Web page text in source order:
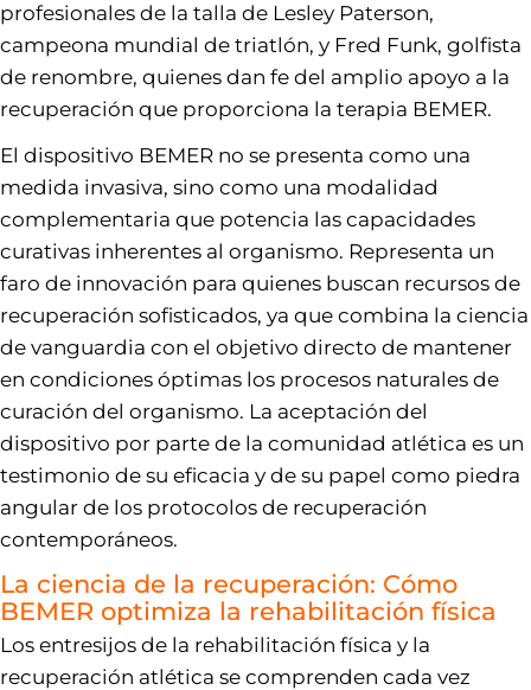
profesionales de la talla de Lesley Paterson,
campeona mundial de triatlón, y Fred Funk, golfista
de renombre, quienes dan fe del amplio apoyo a la
recuperación que proporciona la terapia BEMER.
El dispositivo BEMER no se presenta como una
medida invasiva, sino como una modalidad
complementaria que potencia las capacidades
curativas inherentes al organismo. Representa un
faro de innovación para quienes buscan recursos de
recuperación sofisticados, ya que combina la ciencia
de vanguardia con el objetivo directo de mantener
en condiciones óptimas los procesos naturales de
curación del organismo. La aceptación del
dispositivo por parte de la comunidad atlética es un
testimonio de su eficacia y de su papel como piedra
angular de los protocolos de recuperación
contemporáneos.
La ciencia de la recuperación: Cómo
BEMER optimiza la rehabilitación física
Los entresijos de la rehabilitación física y la
recuperación atlética se comprenden cada vez